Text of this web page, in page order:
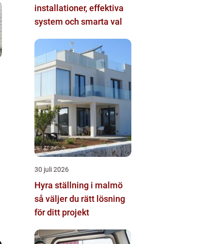
installationer, effektiva
system och smarta val
30 juli 2026
Hyra ställning i malmö
så väljer du rätt lösning
för ditt projekt